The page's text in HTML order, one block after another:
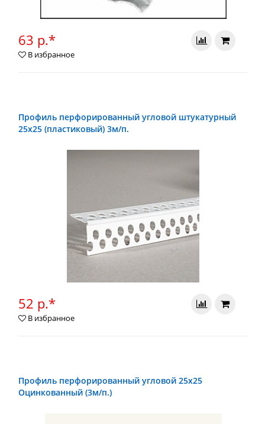
63 р.*
В избранное
Профиль перфорированный угловой штукатурный
25x25 (пластиковый) 3м/п.
52 р.*
В избранное
Профиль перфорированный угловой 25x25
Оцинкованный (3м/п.)